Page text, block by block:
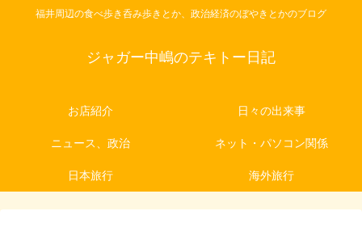
福井周辺の食べ歩き呑み歩きとか、政治経済のぼやきとかのブログ
ジャガー中嶋のテキトー日記
お店紹介 日々の出来事
ニュース、政治 ネット・パソコン関係
日本旅行 海外旅行